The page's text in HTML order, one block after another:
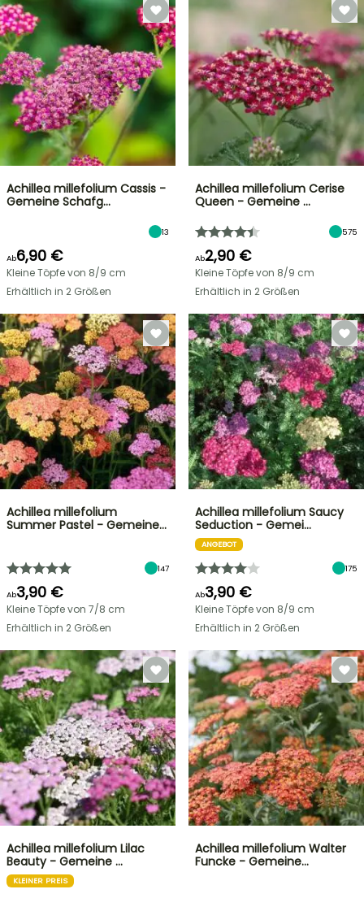
Achillea millefolium Cassis -
Gemeine Schafg…
13
Ab6,90 €
Kleine Töpfe von 8/9 cm
Erhältlich in 2 Größen
Achillea millefolium Cerise
Queen - Gemeine …
575
Ab2,90 €
Kleine Töpfe von 8/9 cm
Erhältlich in 2 Größen
Achillea millefolium
Summer Pastel - Gemeine…
147
Ab3,90 €
Kleine Töpfe von 7/8 cm
Erhältlich in 2 Größen
Achillea millefolium Saucy
Seduction - Gemei…
ANGEBOT
175
Ab3,90 €
Kleine Töpfe von 8/9 cm
Erhältlich in 2 Größen
Achillea millefolium Lilac
Beauty - Gemeine …
KLEINER PREIS
Achillea millefolium Walter
Funcke - Gemeine…